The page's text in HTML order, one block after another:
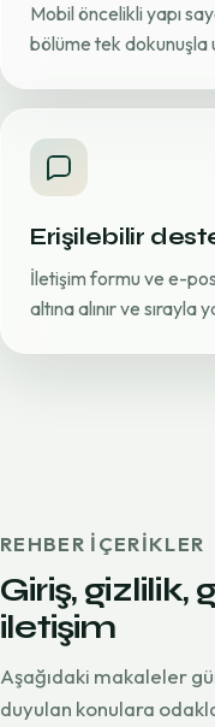
Mobil öncelikli yapı
bölüme tek dokunuşla
Erişilebilir
İletişim formu ve e-
altına alınır ve sırayla
REHBER IÇERIKLER
Giriş, gizlilik,
iletişim
Aşağıdaki makaleler
duyulan konulara